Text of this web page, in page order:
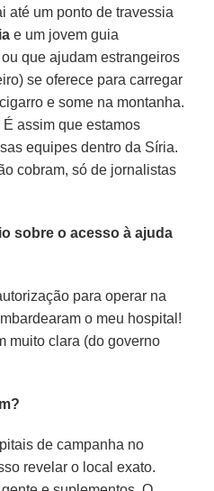
até um ponto de travessia
e um jovem guia
que ajudam estrangeiros
se oferece para carregar
e some na montanha.
assim que estamos
equipes dentro da Síria.
cobram, só de jornalistas
sobre o acesso à ajuda
para operar na
o meu hospital!
muito clara (do governo
de campanha no
revelar o local exato.